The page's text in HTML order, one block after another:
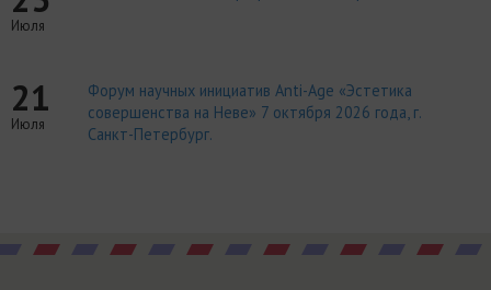
Июля
21
Июля
Форум научных инициатив Anti-Age «Эстетика
совершенства на Неве» 7 октября 2026 года, г.
Санкт-Петербург.